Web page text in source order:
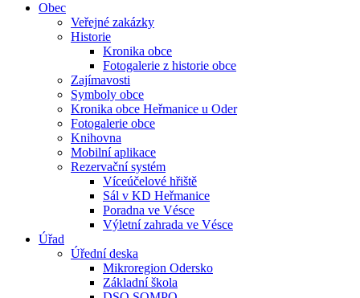
Obec
Veřejné zakázky
Historie
Kronika obce
Fotogalerie z historie obce
Zajímavosti
Symboly obce
Kronika obce Heřmanice u Oder
Fotogalerie obce
Knihovna
Mobilní aplikace
Rezervační systém
Víceúčelové hřiště
Sál v KD Heřmanice
Poradna ve Vésce
Výletní zahrada ve Vésce
Úřad
Úřední deska
Mikroregion Odersko
Základní škola